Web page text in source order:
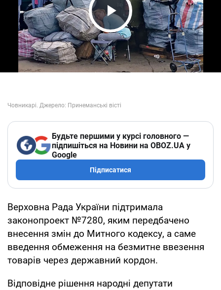
Play Video
Будьте першими у курсі головного —
підпишіться на Новини на OBOZ.UA у
Google
Підписатися
Верховна Рада України підтримала
законопроект №7280, яким передбачено
внесення змін до Митного кодексу, а саме
введення обмеження на безмитне ввезення
товарів через державний кордон.
Відповідне рішення народні депутати